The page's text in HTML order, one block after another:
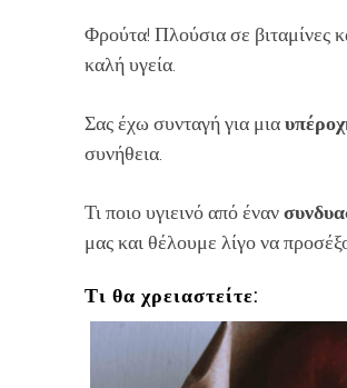
Φρούτα! Πλούσια σε βιταμίνες
καλή υγεία.
Σας έχω συνταγή για μια
συνήθεια.
Τι ποιο υγιεινό από έναν
μας και θέλουμε λίγο να
Τι θα χρειαστείτε: